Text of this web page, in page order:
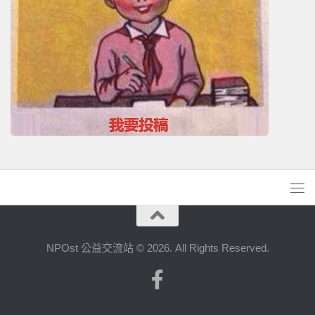
NPOst 公益交流站 © 2026. All Rights Reserved.